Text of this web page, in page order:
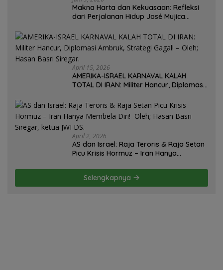
Makna Harta dan Kekuasaan: Refleksi
dari Perjalanan Hidup José Mujica
Basri Siregar, Redaktur Utomo News,
Rubrik: Opini & Kajian Sosial.
April 15, 2026
AMERIKA-ISRAEL KARNAVAL KALAH
TOTAL DI IRAN: Militer Hancur, Diplomasi
Basri Siregar.
April 2, 2026
AS dan Israel: Raja Teroris & Raja Setan
Picu Krisis Hormuz – Iran Hanya
ketua JWI DS.
Selengkapnya